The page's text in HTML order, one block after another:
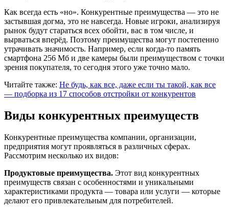
Как всегда есть «но». Конкурентные преимущества — это не
застывшая догма, это не навсегда. Новые игроки, анализируя
рынок будут стараться всех обойти, вас в том числе, и
вырваться вперёд. Поэтому преимущества могут постепенно
утрачивать значимость. Например, если когда-то память
смартфона 256 Мб и две камеры были преимуществом с точки
зрения покупателя, то сегодня этого уже точно мало.
Читайте также: Не будь, как все, даже если ты такой, как все
— подборка из 17 способов отстройки от конкурентов
Виды конкурентных преимуществ
Конкурентные преимущества компании, организации,
предприятия могут проявляться в различных сферах.
Рассмотрим несколько их видов:
Продуктовые преимущества. Этот вид конкурентных
преимуществ связан с особенностями и уникальными
характеристиками продукта — товара или услуги — которые
делают его привлекательным для потребителей.